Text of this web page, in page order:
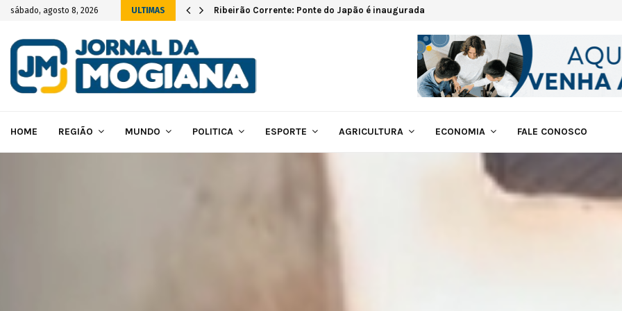
sábado, agosto 8, 2026 ULTIMAS
instalações… Ribeirão Corrente: Ponte do Japão é inaugurada
HOME REGIÃO MUNDO POLITICA ESPORTE AGRICULTURA ECONOMIA FALE CONOSCO